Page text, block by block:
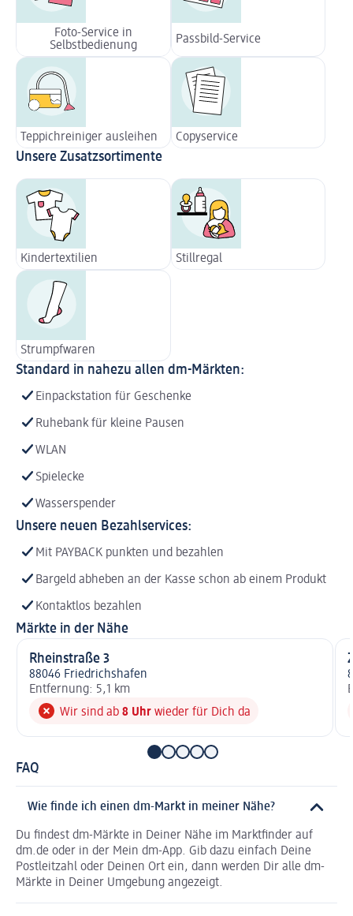
Foto-Service in
Selbstbedienung
Passbild-Service
Teppichreiniger ausleihen Copyservice
Unsere Zusatzsortimente
Kindertextilien Stillregal
Strumpfwaren
Standard in nahezu allen dm-Märkten:
Einpackstation für Geschenke
Ruhebank für kleine Pausen
WLAN
Spielecke
Wasserspender
Unsere neuen Bezahlservices:
Mit PAYBACK punkten und bezahlen
Bargeld abheben an der Kasse schon ab einem Produkt
Kontaktlos bezahlen
Märkte in der Nähe
Rheinstraße 3
88046 Friedrichshafen
Entfernung: 5,1 km
Wir sind ab 8 Uhr wieder für Dich da
FAQ
Wie finde ich einen dm-Markt in meiner Nähe?
Du findest dm-Märkte in Deiner Nähe im Marktfinder auf
dm.de oder in der Mein dm-App. Gib dazu einfach Deine
Postleitzahl oder Deinen Ort ein, dann werden Dir alle dm-
Märkte in Deiner Umgebung angezeigt.